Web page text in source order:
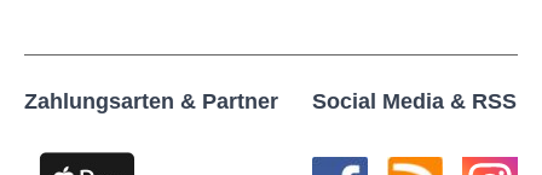
Zahlungsarten & Partner Social Media & RSS